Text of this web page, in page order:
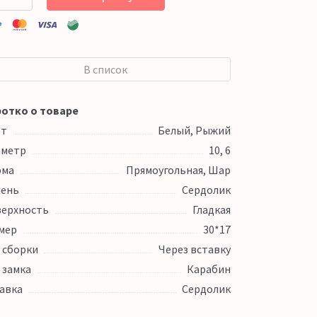
В список
о товаре
Белый, Рыжий
10, 6
Прямоугольная, Шар
Сердолик
Гладкая
30*17
Через вставку
Карабин
Сердолик